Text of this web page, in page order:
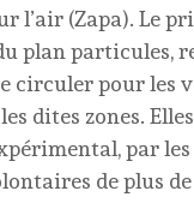
l’air (Zapa). Le
plan particules,
circuler pour les
dites zones.
par
de plus de